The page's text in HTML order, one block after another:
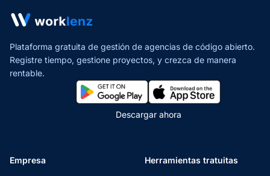
Plataforma gratuita de gestión de agencias de código abierto.
Registre tiempo, gestione proyectos, y crezca de manera
rentable.
Descargar ahora
Empresa Herramientas tratuitas